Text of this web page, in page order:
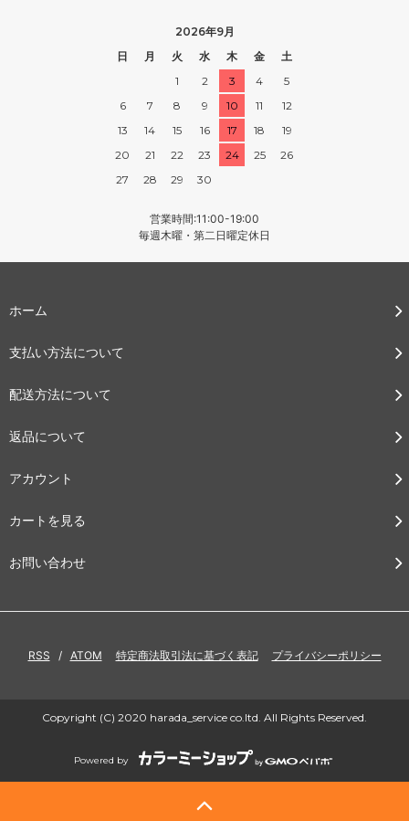
2026年9月
日
月 火 水 木 金
土
1
2 3 4
5
6
7 8 9 10 11
12
13
14 15 16 17 18
19
20
21 22 23 24 25
26
27
28 29 30
営業時間:11:00-19:00
毎週木曜・第二日曜定休日
ホーム
支払い方法について
配送方法について
返品について
アカウント
カートを見る
お問い合わせ
RSS / ATOM 特定商法取引法に基づく表記 プライバシーポリシー
Copyright (C) 2020 harada_service co.ltd. All Rights Reserved.
Powered by